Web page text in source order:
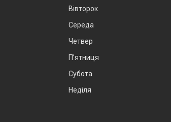
Вівторок
Середа
Четвер
Пʼятниця
Субота
Неділя